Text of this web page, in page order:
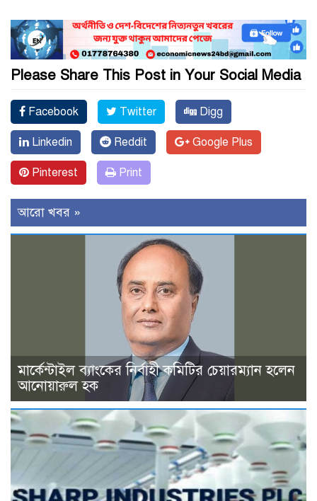
Please Share This Post in Your Social Media
Facebook Twitter Digg
Linkedin Reddit Google Plus
Pinterest Print
আরো খবর »
মার্কেন্টাইল ব্যাংকের নির্বাহী কমিটির চেয়ারম্যান হলেন
আনোয়ারুল হক